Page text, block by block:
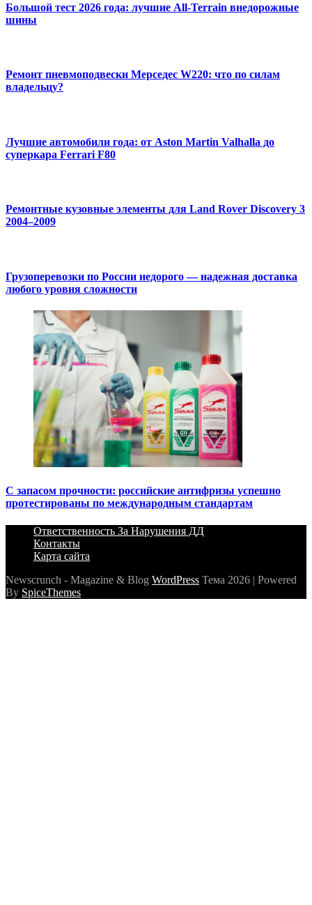
Большой тест 2026 года: лучшие All-Terrain внедорожные
шины
Ремонт пневмоподвески Мерседес W220: что по силам
владельцу?
Лучшие автомобили года: от Aston Martin Valhalla до
суперкара Ferrari F80
Ремонтные кузовные элементы для Land Rover Discovery 3
2004–2009
Грузоперевозки по России недорого — надежная доставка
любого уровня сложности
С запасом прочности: российские антифризы успешно
протестированы по международным стандартам
Ответственность За Нарушения ДД
Контакты
Карта сайта
Newscrunch - Magazine & Blog WordPress Тема 2026 | Powered
By SpiceThemes